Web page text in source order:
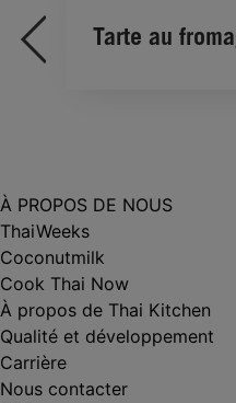
À PROPOS DE NOUS
ThaiWeeks
Coconutmilk
Cook Thai Now
À propos de Thai Kitchen
Qualité et développement
Carrière
Nous contacter